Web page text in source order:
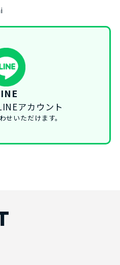
アカウント
せいただけます。